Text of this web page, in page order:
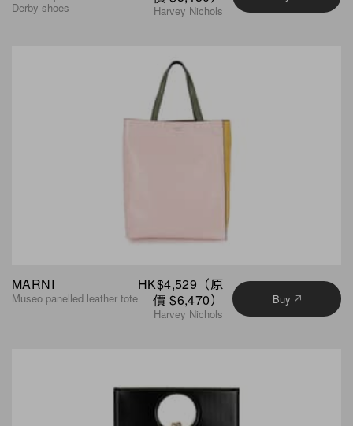
Derby shoes
Harvey Nichols
MARNI
Museo panelled leather tote
HK$4,529（原
價 $6,470）
Harvey Nichols
Buy